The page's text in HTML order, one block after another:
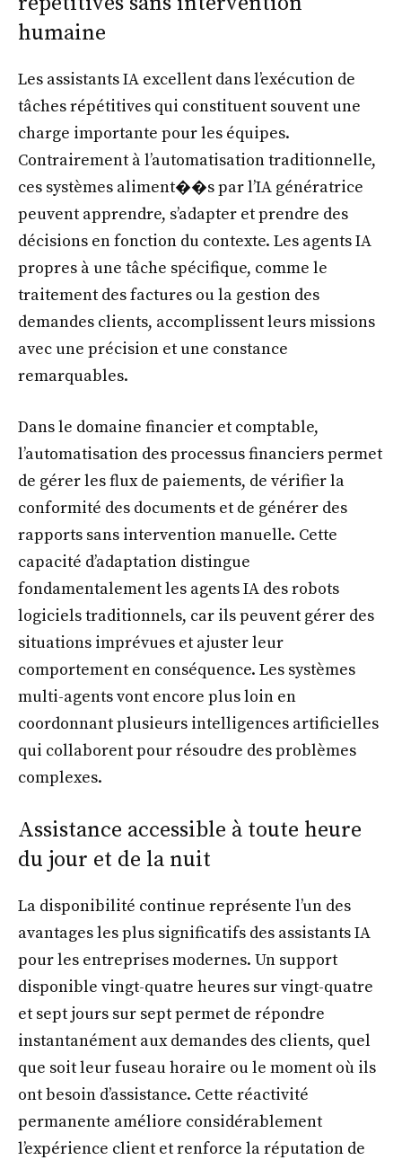
humaine
Les assistants IA excellent dans l’exécution de
tâches répétitives qui constituent souvent une
charge importante pour les équipes.
Contrairement à l’automatisation traditionnelle,
ces systèmes aliment��s par l’IA génératrice
peuvent apprendre, s’adapter et prendre des
décisions en fonction du contexte. Les agents IA
propres à une tâche spécifique, comme le
traitement des factures ou la gestion des
demandes clients, accomplissent leurs missions
avec une précision et une constance
remarquables.
Dans le domaine financier et comptable,
l’automatisation des processus financiers permet
de gérer les flux de paiements, de vérifier la
conformité des documents et de générer des
rapports sans intervention manuelle. Cette
capacité d’adaptation distingue
fondamentalement les agents IA des robots
logiciels traditionnels, car ils peuvent gérer des
situations imprévues et ajuster leur
comportement en conséquence. Les systèmes
multi-agents vont encore plus loin en
coordonnant plusieurs intelligences artificielles
qui collaborent pour résoudre des problèmes
complexes.
Assistance accessible à toute heure
du jour et de la nuit
La disponibilité continue représente l’un des
avantages les plus significatifs des assistants IA
pour les entreprises modernes. Un support
disponible vingt-quatre heures sur vingt-quatre
et sept jours sur sept permet de répondre
instantanément aux demandes des clients, quel
que soit leur fuseau horaire ou le moment où ils
ont besoin d’assistance. Cette réactivité
permanente améliore considérablement
l’expérience client et renforce la réputation de